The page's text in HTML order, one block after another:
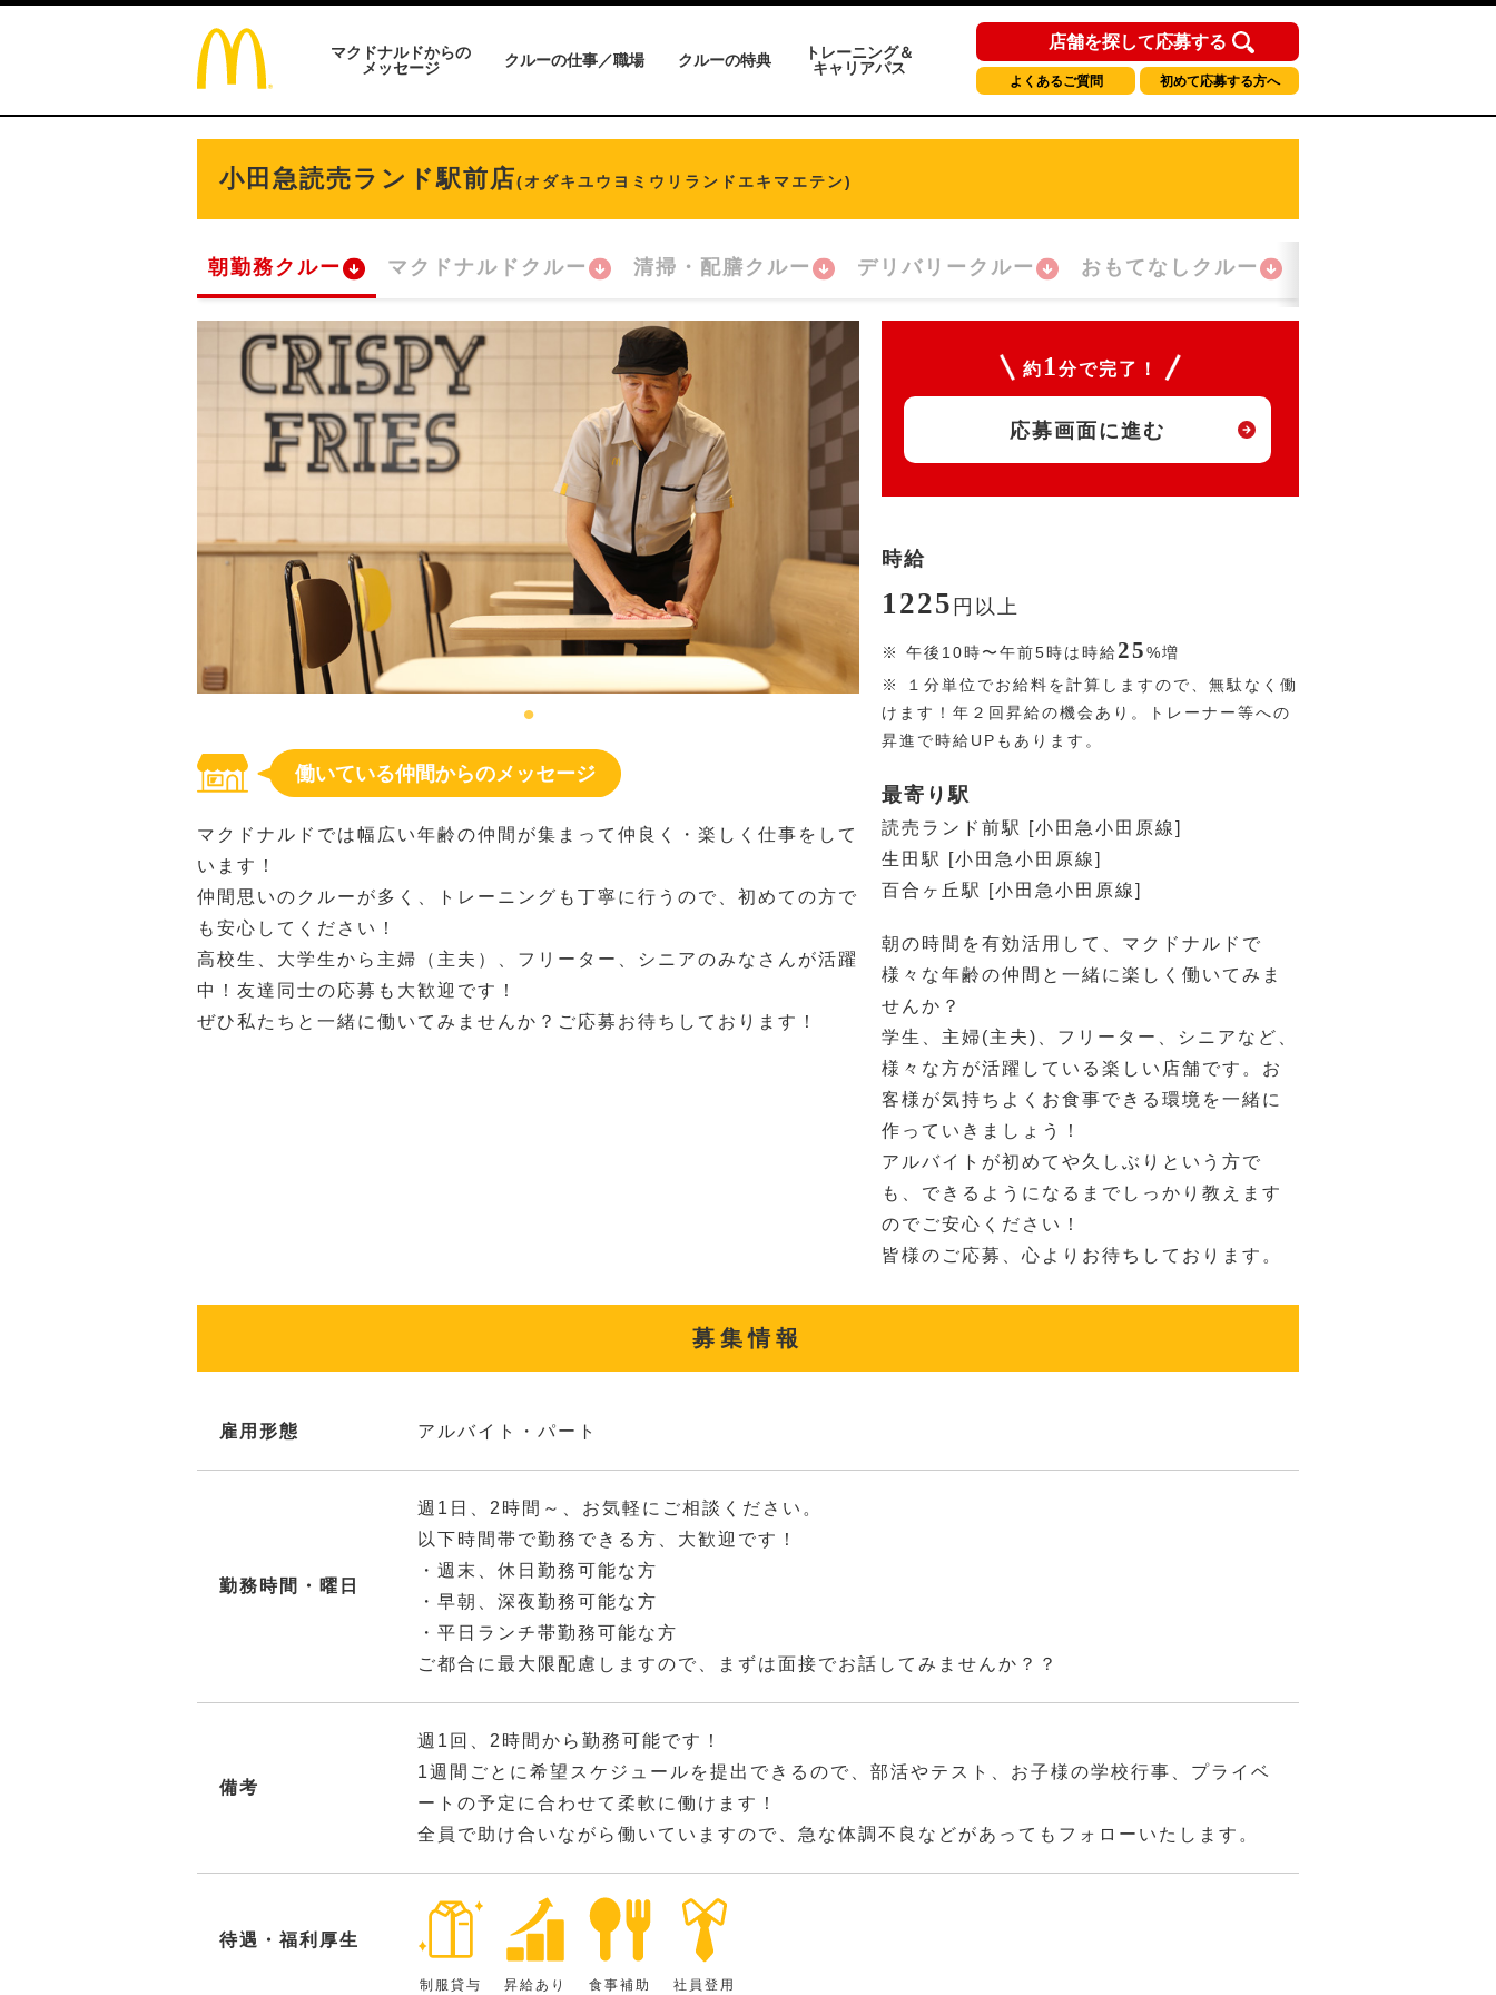
マクドナルドからの
メッセージ
クルーの仕事／職場 クルーの特典
トレーニング＆
キャリアパス
店舗を探して応募する
よくあるご質問 初めて応募する方へ
小田急読売ランド駅前店(オダキユウヨミウリランドエキマエテン)
朝勤務クルー マクドナルドクルー 清掃・配膳クルー デリバリークルー おもてなしクルー
働いている仲間からのメッセージ
マクドナルドでは幅広い年齢の仲間が集まって仲良く・楽しく仕事をして
います！
仲間思いのクルーが多く、トレーニングも丁寧に行うので、初めての方で
も安心してください！
高校生、大学生から主婦（主夫）、フリーター、シニアのみなさんが活躍
中！友達同士の応募も大歓迎です！
ぜひ私たちと一緒に働いてみませんか？ご応募お待ちしております！
約 1 分で完了！
応募画面に進む
時給
1225 円 以上
※ 午後10時〜午前5時は時給25%増
※
１分単位でお給料を計算しますので、無駄なく働
けます！年２回昇給の機会あり。トレーナー等への
昇進で時給UPもあります。
最寄り駅
読売ランド前駅 [小田急小田原線]
生田駅 [小田急小田原線]
百合ヶ丘駅 [小田急小田原線]
朝の時間を有効活用して、マクドナルドで
様々な年齢の仲間と一緒に楽しく働いてみま
せんか？
学生、主婦(主夫)、フリーター、シニアなど、
様々な方が活躍している楽しい店舗です。お
客様が気持ちよくお食事できる環境を一緒に
作っていきましょう！
アルバイトが初めてや久しぶりという方で
も、できるようになるまでしっかり教えます
のでご安心ください！
皆様のご応募、心よりお待ちしております。
募集情報
雇用形態 アルバイト・パート
勤務時間・曜日
週1日、2時間～、お気軽にご相談ください。
以下時間帯で勤務できる方、大歓迎です！
・週末、休日勤務可能な方
・早朝、深夜勤務可能な方
・平日ランチ帯勤務可能な方
ご都合に最大限配慮しますので、まずは面接でお話してみませんか？？
備考
週1回、2時間から勤務可能です！
1週間ごとに希望スケジュールを提出できるので、部活やテスト、お子様の学校行事、プライベ
ートの予定に合わせて柔軟に働けます！
全員で助け合いながら働いていますので、急な体調不良などがあってもフォローいたします。
待遇・福利厚生
制服貸与 昇給あり 食事補助 社員登用